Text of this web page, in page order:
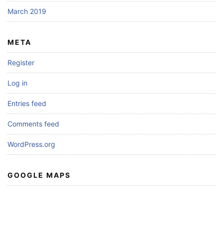
March 2019
META
Register
Log in
Entries feed
Comments feed
WordPress.org
GOOGLE MAPS